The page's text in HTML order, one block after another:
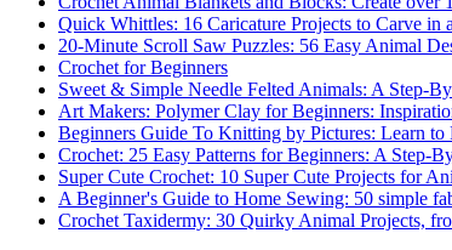
Quick Whittles: 16 Caricature Projects to Carve in
20-Minute Scroll Saw Puzzles: 56 Easy Animal
Crochet for Beginners
Sweet & Simple Needle Felted Animals: A Step-
Art Makers: Polymer Clay for Beginners:
Beginners Guide To Knitting by Pictures: Learn
Crochet: 25 Easy Patterns for Beginners: A Step-
Super Cute Crochet: 10 Super Cute Projects for
A Beginner's Guide to Home Sewing: 50 simple
Crochet Taxidermy: 30 Quirky Animal Projects,